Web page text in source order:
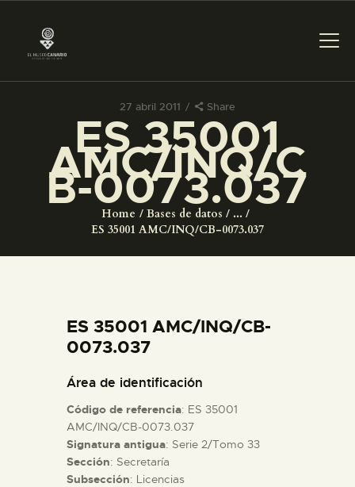
27 abril 2011 Share
ES 35001
AMC/INQ/C
B-0073.037
Home Bases de datos
...
ES 35001 AMC/INQ/CB-0073.037
PREPARAR LA VISITA
ACTIVIDADES
COLECCIONES
ESPAÑOL
PREPARAR LA VISITA
ES 35001 AMC/INQ/CB-
0073.037
Área de identificación
Código de referencia: ES 35001
AMC/INQ/CB-0073.037
Signatura antigua: Serie 2/Tomo 33
Sección: Secretaría
Subsección: Licencias